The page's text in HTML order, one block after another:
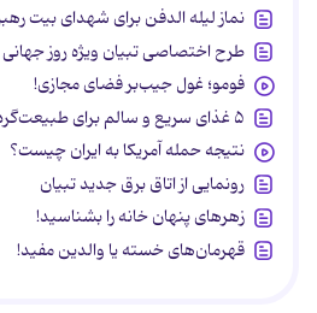
نماز لیله الدفن برای شهدای بیت
طرح اختصاصی تبیان ویژه روز
فومو؛ غول جیب‌بر فضای مجازی!
۵ غذای سریع و سالم برای طبیعت‌گردی
نتیجه حمله آمریکا به ایران چیست؟
رونمایی از اتاق برق جدید تبیان
زهرهای پنهان خانه را بشناسید!
قهرمان‌های خسته یا والدین مفید!